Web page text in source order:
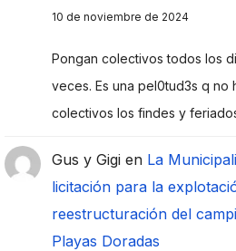
10 de noviembre de 2024
Pongan colectivos todos los
veces. Es una pel0tud3s q no
colectivos los findes y
Gus y Gigi en La
licitación para la
reestructuración del
Playas Doradas